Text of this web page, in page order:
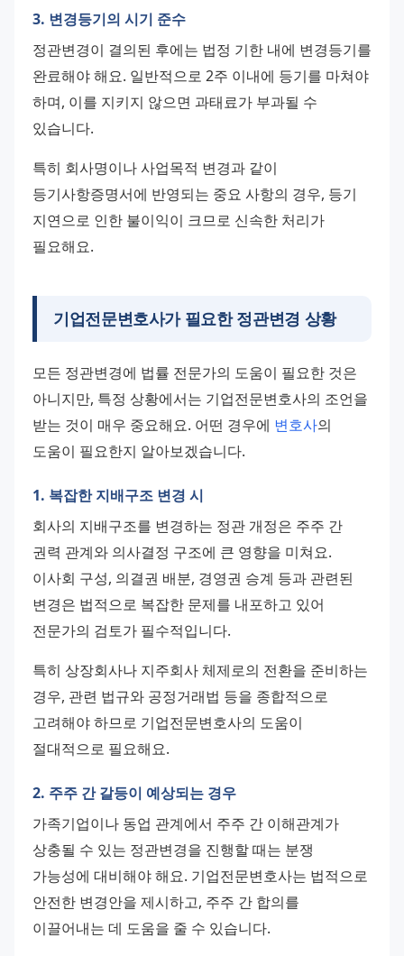
3. 변경등기의 시기 준수
정관변경이 결의된 후에는 법정 기한 내에 변경등기를
완료해야 해요. 일반적으로 2주 이내에 등기를 마쳐야
하며, 이를 지키지 않으면 과태료가 부과될 수
있습니다.
특히 회사명이나 사업목적 변경과 같이
등기사항증명서에 반영되는 중요 사항의 경우, 등기
지연으로 인한 불이익이 크므로 신속한 처리가
필요해요.
기업전문변호사가 필요한 정관변경 상황
모든 정관변경에 법률 전문가의 도움이 필요한 것은
아니지만, 특정 상황에서는 기업전문변호사의 조언을
받는 것이 매우 중요해요. 어떤 경우에 변호사의
도움이 필요한지 알아보겠습니다.
1. 복잡한 지배구조 변경 시
회사의 지배구조를 변경하는 정관 개정은 주주 간
권력 관계와 의사결정 구조에 큰 영향을 미쳐요.
이사회 구성, 의결권 배분, 경영권 승계 등과 관련된
변경은 법적으로 복잡한 문제를 내포하고 있어
전문가의 검토가 필수적입니다.
특히 상장회사나 지주회사 체제로의 전환을 준비하는
경우, 관련 법규와 공정거래법 등을 종합적으로
고려해야 하므로 기업전문변호사의 도움이
절대적으로 필요해요.
2. 주주 간 갈등이 예상되는 경우
가족기업이나 동업 관계에서 주주 간 이해관계가
상충될 수 있는 정관변경을 진행할 때는 분쟁
가능성에 대비해야 해요. 기업전문변호사는 법적으로
안전한 변경안을 제시하고, 주주 간 합의를
이끌어내는 데 도움을 줄 수 있습니다.